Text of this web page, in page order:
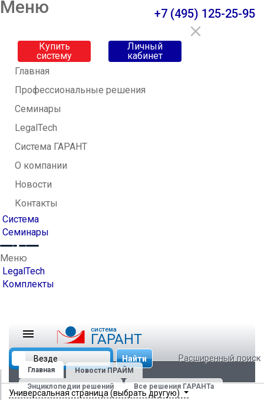
Меню
Купить
систему
Личный
кабинет
Главная
Профессиональные решения
Семинары
LegalTech
Система ГАРАНТ
О компании
Новости
Контакты
Система
Семинары
Меню
LegalTech
Комплекты
+7 (495) 125-25-95
cистема
ГАРАНТ
Найти Расширенный поиск
Главная
Новости ПРАЙМ
Энциклопедии решений
Все решения ГАРАНТа
Универсальная страница (выбрать другую)